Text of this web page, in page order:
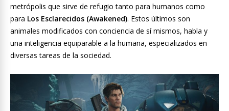
metrópolis que sirve de refugio tanto para humanos como
para Los Esclarecidos (Awakened). Estos últimos son
animales modificados con conciencia de sí mismos, habla y
una inteligencia equiparable a la humana, especializados en
diversas tareas de la sociedad.